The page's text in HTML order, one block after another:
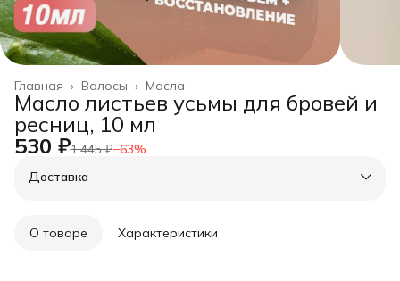
Масла
Волосы ›
Главная ›
Масло листьев усьмы для бровей и
ресниц, 10 мл
530 ₽1 445 ₽−63%
Доставка
О товаре Характеристики